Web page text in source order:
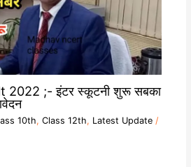
2022 ;- इंटर स्कूटनी शुरू सबका
10th, Class 12th, Latest Update/